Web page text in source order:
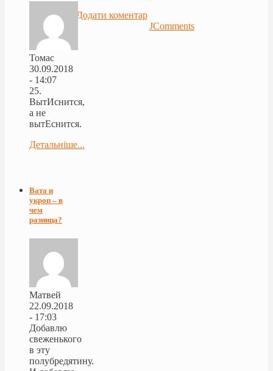
Додати коментар
JComments
Томас
30.09.2018
- 14:07
25.
ВытИснится,
а не
вытЕснится.
Детальніше...
Вата и
укроп – в
чем
разница?
Матвей
22.09.2018
- 17:03
Добавлю
свеженького
в эту
полубредятину.